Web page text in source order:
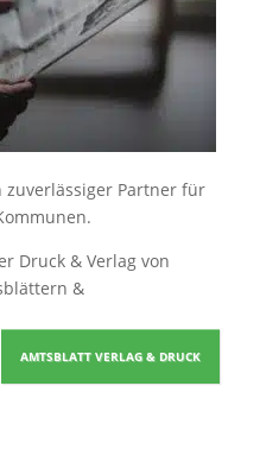
zuverlässiger Partner für
Druck & Verlag von
&
AMTSBLATT VERLAG & DRUCK